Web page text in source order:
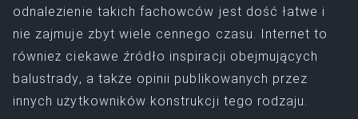
odnalezienie takich fachowców jest dość łatwe i
nie zajmuje zbyt wiele cennego czasu. Internet to
również ciekawe źródło inspiracji obejmujących
balustrady, a także opinii publikowanych przez
innych użytkowników konstrukcji tego rodzaju.